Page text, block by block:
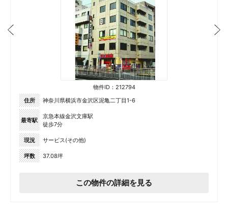
物件ID：212794
住所
神奈川県横浜市金沢区泥亀二丁目1-6
最寄駅
京急本線金沢文庫駅
徒歩7分
現況 サービス(その他)
坪数 37.08坪
この物件の詳細を見る